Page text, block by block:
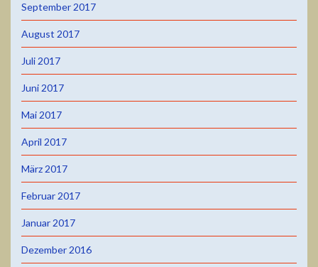
September 2017
August 2017
Juli 2017
Juni 2017
Mai 2017
April 2017
März 2017
Februar 2017
Januar 2017
Dezember 2016